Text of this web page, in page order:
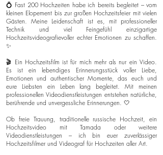
💍 Fast 200 Hochzeiten habe ich bereits begleitet – vom
kleinen Elopement bis zur großen Hochzeitsfeier mit vielen
Gästen. Meine Leidenschaft ist es, mit professioneller
Technik und viel Feingefühl einzigartige
Hochzeitsvideografievoller echter Emotionen zu schaffen.
✨
🎬 Ein Hochzeitsfilm ist für mich mehr als nur ein Video.
Es ist ein lebendiges Erinnerungsstück voller Liebe,
Emotionen und authentischer Momente, das euch und
eure Liebsten ein Leben lang begleitet. Mit meinen
professionellen Videodienstleistungen entstehen natürliche,
berührende und unvergessliche Erinnerungen. 🤍
Ob freie Trauung, traditionelle russische Hochzeit, ein
Hochzeitsvideo mit Tamada oder weitere
Videodienstleistungen – ich bin euer zuverlässiger
Hochzeitsfilmer und Videograf für Hochzeiten aller Art.